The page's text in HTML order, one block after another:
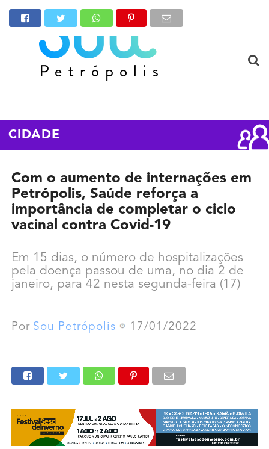
CIDADE
Com o aumento de internações em
Petrópolis, Saúde reforça a
importância de completar o ciclo
vacinal contra Covid-19
Em 15 dias, o número de hospitalizações
pela doença passou de uma, no dia 2 de
janeiro, para 42 nesta segunda-feira (17)
Por Sou Petrópolis 17/01/2022